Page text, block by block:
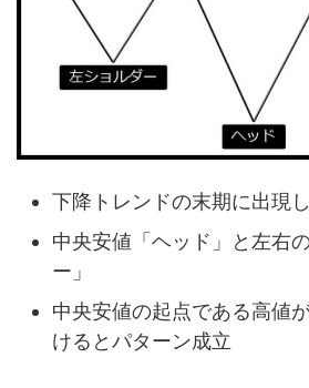
下降トレンドの末期に出現
中央安値「ヘッド」と左右
ー」
中央安値の起点である高値
けるとパターン成立